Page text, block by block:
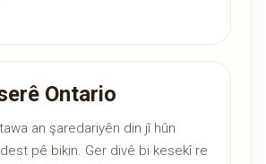
Ontario
an şaredariyên din jî hûn
pê bikin. Ger divê bi kesekî re